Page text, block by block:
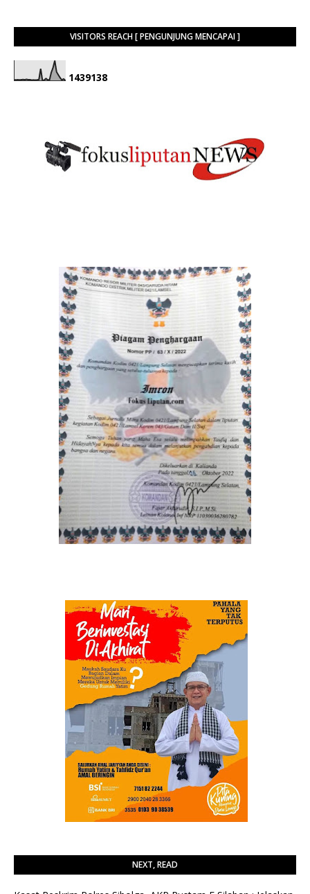
VISITORS REACH [ PENGUNJUNG MENCAPAI ]
1439138
NEXT, READ